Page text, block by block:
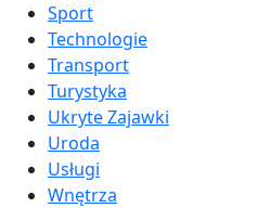
Sport
Technologie
Transport
Turystyka
Ukryte Zajawki
Uroda
Usługi
Wnętrza